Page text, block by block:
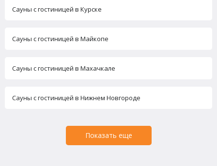
Сауны с гостиницей в Курске
Сауны с гостиницей в Майкопе
Сауны с гостиницей в Махачкале
Сауны с гостиницей в Нижнем Новгороде
Показать еще